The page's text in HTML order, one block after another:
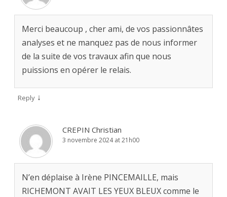
Merci beaucoup , cher ami, de vos passionnâtes
analyses et ne manquez pas de nous informer
de la suite de vos travaux afin que nous
puissions en opérer le relais.
Reply ↓
CREPIN Christian
3 novembre 2024 at 21h00
N’en déplaise à Irène PINCEMAILLE, mais
RICHEMONT AVAIT LES YEUX BLEUX comme le